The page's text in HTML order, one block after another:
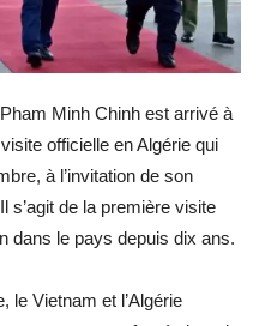
Minh Chinh est arrivé à
officielle en Algérie qui
à l’invitation de son
s’agit de la première visite
dans le pays depuis dix ans.
le Vietnam et l’Algérie